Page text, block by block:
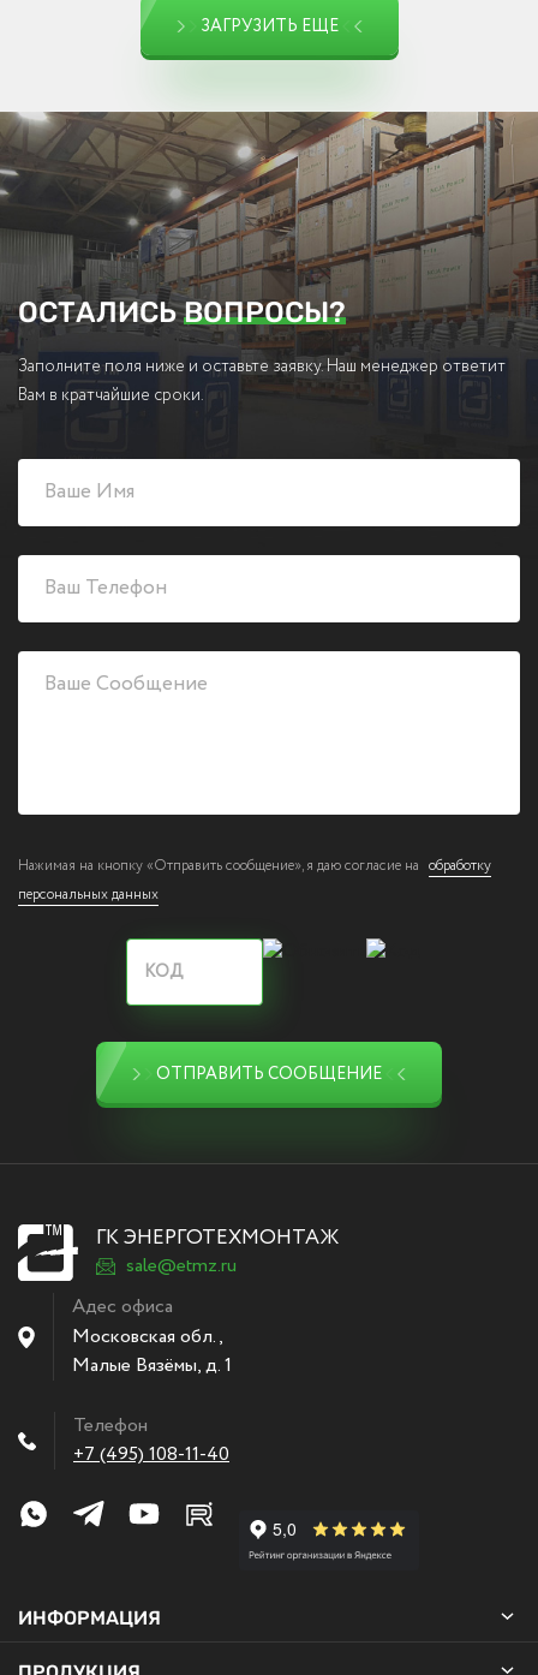
ЗАГРУЗИТЬ ЕЩЕ
ОСТАЛИСЬВОПРОСЫ?
Заполните поля ниже и оставьте заявку. Наш менеджер ответит
Вам в кратчайшие сроки.
Нажимая на кнопку «Отправить сообщение», я даю согласие на обработку
персональных данных
ОТПРАВИТЬ СООБЩЕНИЕ
ГК ЭНЕРГОТЕХМОНТАЖ
sale@etmz.ru
Адес офиса
Московская обл.,
Малые Вязёмы,д. 1
Телефон
+7 (495) 108-11-40
ИНФОРМАЦИЯ